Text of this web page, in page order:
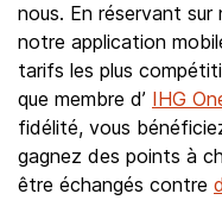
nous. En réservant
notre application
tarifs les plus
que membre d’ IHG
fidélité, vous
gagnez des points à
être échangés contre